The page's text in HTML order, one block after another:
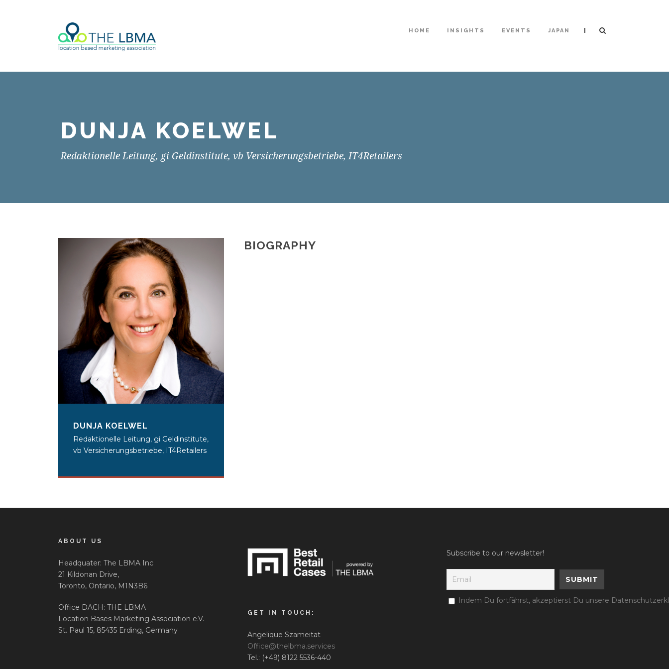
HOME INSIGHTS EVENTS JAPAN |
DUNJA KOELWEL
Redaktionelle Leitung, gi Geldinstitute, vb Versicherungsbetriebe, IT4Retailers
DUNJA KOELWEL
Redaktionelle Leitung, gi Geldinstitute,
vb Versicherungsbetriebe, IT4Retailers
BIOGRAPHY
ABOUT US
Headquater: The LBMA Inc
21 Kildonan Drive,
Toronto, Ontario, M1N3B6
Office DACH: THE LBMA
Location Bases Marketing Association e.V.
St. Paul 15, 85435 Erding, Germany
GET IN TOUCH:
Angelique Szameitat
Office@thelbma.services
Tel.: (+49) 8122 5536-440
Subscribe to our newsletter!
Indem Du fortfährst, akzeptierst Du unsere